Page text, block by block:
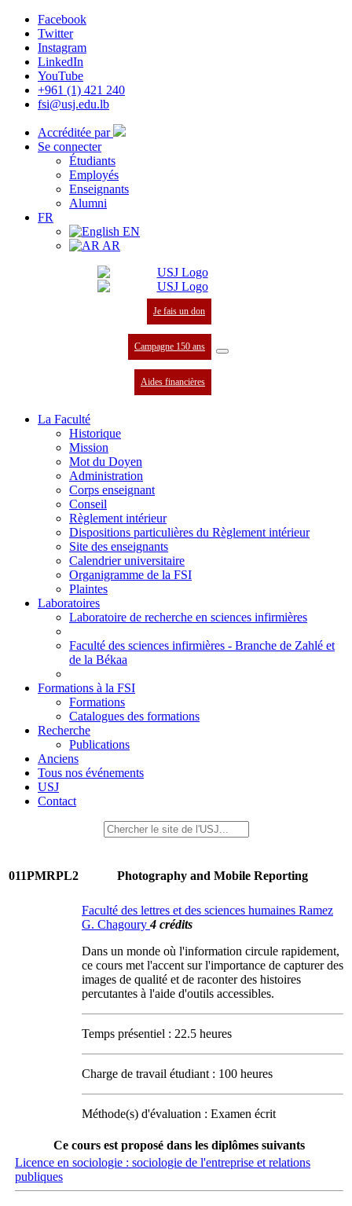
Facebook
Twitter
Instagram
LinkedIn
YouTube
+961 (1) 421 240
fsi@usj.edu.lb
Accréditée par
Se connecter
Étudiants
Employés
Enseignants
Alumni
FR
EN
AR
Je fais un don
Campagne 150 ans
Aides financières
La Faculté
Historique
Mission
Mot du Doyen
Administration
Corps enseignant
Conseil
Règlement intérieur
Dispositions particulières du Règlement intérieur
Site des enseignants
Calendrier universitaire
Organigramme de la FSI
Plaintes
Laboratoires
Laboratoire de recherche en sciences infirmières
Faculté des sciences infirmières - Branche de Zahlé et
de la Békaa
Formations à la FSI
Formations
Catalogues des formations
Recherche
Publications
Anciens
Tous nos événements
USJ
Contact
011PMRPL2 Photography and Mobile Reporting
Faculté des lettres et des sciences humaines Ramez
G. Chagoury4 crédits
Dans un monde où l'information circule rapidement,
ce cours met l'accent sur l'importance de capturer des
images de qualité et de raconter des histoires
percutantes à l'aide d'outils accessibles.
Temps présentiel : 22.5 heures
Charge de travail étudiant : 100 heures
Méthode(s) d'évaluation : Examen écrit
Ce cours est proposé dans les diplômes suivants
Licence en sociologie : sociologie de l'entreprise et relations
publiques